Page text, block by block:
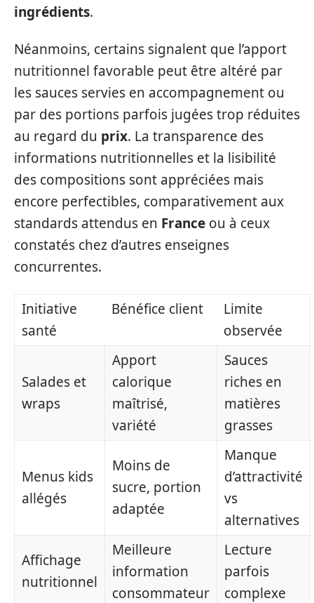
ingrédients.
Néanmoins, certains signalent que l’apport
nutritionnel favorable peut être altéré par
les sauces servies en accompagnement ou
par des portions parfois jugées trop réduites
au regard du prix. La transparence des
informations nutritionnelles et la lisibilité
des compositions sont appréciées mais
encore perfectibles, comparativement aux
standards attendus en France ou à ceux
constatés chez d’autres enseignes
concurrentes.
Initiative
santé
Bénéfice client
Limite
observée
Salades et
wraps
Apport
calorique
maîtrisé,
variété
Sauces
riches en
matières
grasses
Menus kids
allégés
Moins de
sucre, portion
adaptée
Manque
d’attractivité
vs
alternatives
Affichage
nutritionnel
Meilleure
information
consommateur
Lecture
parfois
complexe